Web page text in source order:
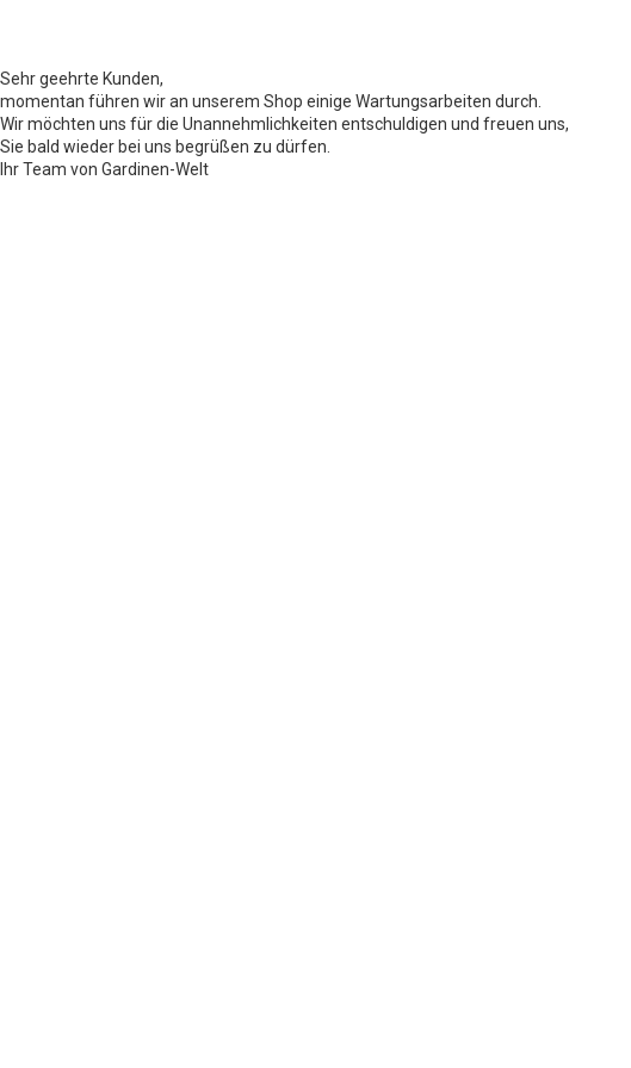
Sehr geehrte Kunden,
momentan führen wir an unserem Shop einige Wartungsarbeiten durch.
Wir möchten uns für die Unannehmlichkeiten entschuldigen und freuen uns,
Sie bald wieder bei uns begrüßen zu dürfen.
Ihr Team von Gardinen-Welt